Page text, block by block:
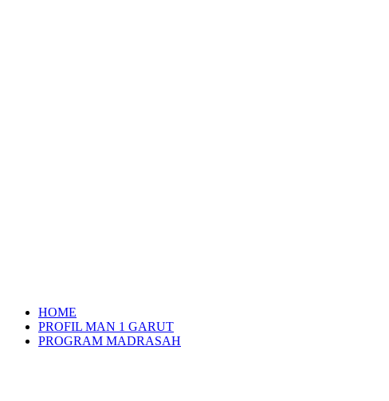
HOME
PROFIL MAN 1 GARUT
PROGRAM MADRASAH